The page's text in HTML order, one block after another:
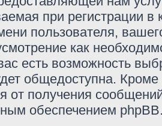
при регистрации
пользователя,
как
есть возможность
общедоступна. Кроме
от получения
обеспечением